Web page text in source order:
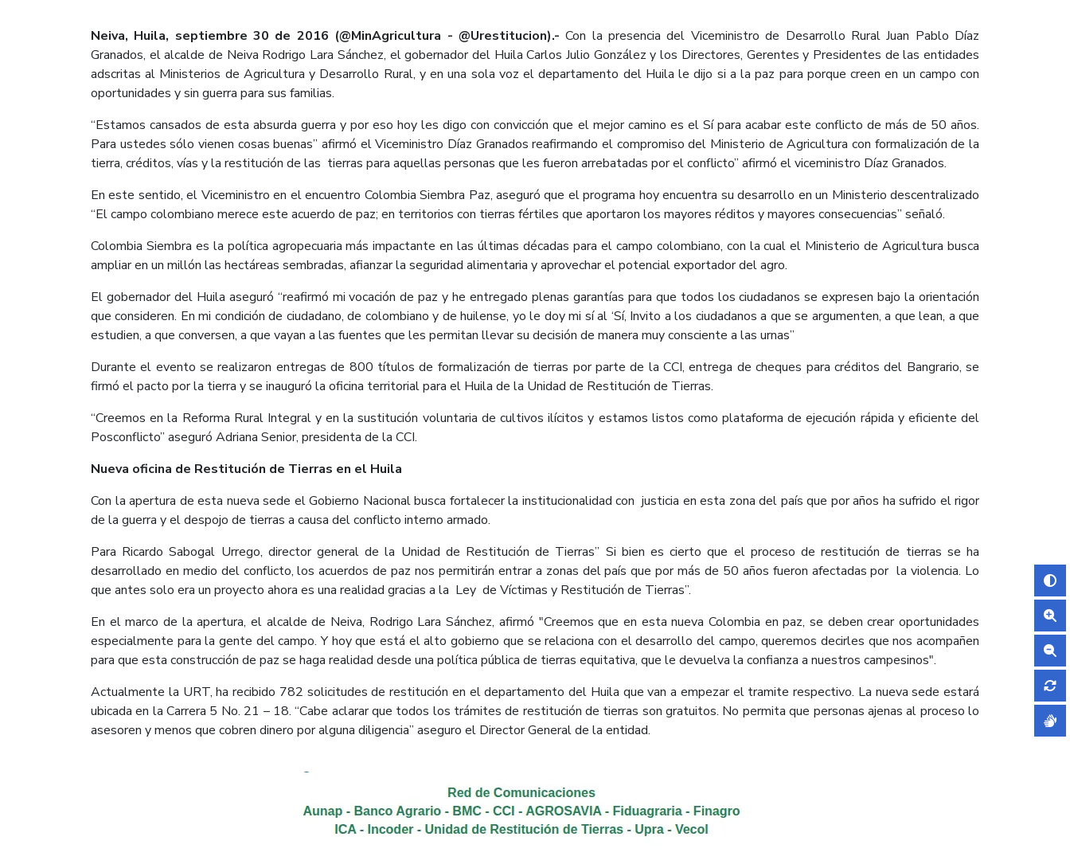
Neiva, Huila, septiembre 30 de 2016 (@MinAgricultura - @Urestitucion).- Con la presencia del Viceministro de Desarrollo Rural Juan Pablo Díaz
Granados, el alcalde de Neiva Rodrigo Lara Sánchez, el gobernador del Huila Carlos Julio González y los Directores, Gerentes y Presidentes de las entidades
adscritas al Ministerios de Agricultura y Desarrollo Rural, y en una sola voz el departamento del Huila le dijo si a la paz para porque creen en un campo con
oportunidades y sin guerra para sus familias.
“Estamos cansados de esta absurda guerra y por eso hoy les digo con convicción que el mejor camino es el Sí para acabar este conflicto de más de 50 años.
Para ustedes sólo vienen cosas buenas” afirmó el Viceministro Díaz Granados reafirmando el compromiso del Ministerio de Agricultura con formalización de la
tierra, créditos, vías y la restitución de las tierras para aquellas personas que les fueron arrebatadas por el conflicto” afirmó el viceministro Díaz Granados.
En este sentido, el Viceministro en el encuentro Colombia Siembra Paz, aseguró que el programa hoy encuentra su desarrollo en un Ministerio descentralizado
“El campo colombiano merece este acuerdo de paz; en territorios con tierras fértiles que aportaron los mayores réditos y mayores consecuencias” señaló.
Colombia Siembra es la política agropecuaria más impactante en las últimas décadas para el campo colombiano, con la cual el Ministerio de Agricultura busca
ampliar en un millón las hectáreas sembradas, afianzar la seguridad alimentaria y aprovechar el potencial exportador del agro.
El gobernador del Huila aseguró “reafirmó mi vocación de paz y he entregado plenas garantías para que todos los ciudadanos se expresen bajo la orientación
que consideren. En mi condición de ciudadano, de colombiano y de huilense, yo le doy mi sí al ‘Sí, Invito a los ciudadanos a que se argumenten, a que lean, a que
estudien, a que conversen, a que vayan a las fuentes que les permitan llevar su decisión de manera muy consciente a las urnas”
Durante el evento se realizaron entregas de 800 títulos de formalización de tierras por parte de la CCI, entrega de cheques para créditos del Bangrario, se
firmó el pacto por la tierra y se inauguró la oficina territorial para el Huila de la Unidad de Restitución de Tierras.
“Creemos en la Reforma Rural Integral y en la sustitución voluntaria de cultivos ilícitos y estamos listos como plataforma de ejecución rápida y eficiente del
Posconflicto” aseguró Adriana Senior, presidenta de la CCI.
Nueva oficina de Restitución de Tierras en el Huila
Con la apertura de esta nueva sede el Gobierno Nacional busca fortalecer la institucionalidad con justicia en esta zona del país que por años ha sufrido el rigor
de la guerra y el despojo de tierras a causa del conflicto interno armado.
Para Ricardo Sabogal Urrego, director general de la Unidad de Restitución de Tierras” Si bien es cierto que el proceso de restitución de tierras se ha
desarrollado en medio del conflicto, los acuerdos de paz nos permitirán entrar a zonas del país que por más de 50 años fueron afectadas por la violencia. Lo
que antes solo era un proyecto ahora es una realidad gracias a la Ley de Víctimas y Restitución de Tierras”.
En el marco de la apertura, el alcalde de Neiva, Rodrigo Lara Sánchez, afirmó "Creemos que en esta nueva Colombia en paz, se deben crear oportunidades
especialmente para la gente del campo. Y hoy que está el alto gobierno que se relaciona con el desarrollo del campo, queremos decirles que nos acompañen
para que esta construcción de paz se haga realidad desde una política pública de tierras equitativa, que le devuelva la confianza a nuestros campesinos".
Actualmente la URT, ha recibido 782 solicitudes de restitución en el departamento del Huila que van a empezar el tramite respectivo. La nueva sede estará
ubicada en la Carrera 5 No. 21 – 18. “Cabe aclarar que todos los trámites de restitución de tierras son gratuitos. No permita que personas ajenas al proceso lo
asesoren y menos que cobren dinero por alguna diligencia” aseguro el Director General de la entidad.